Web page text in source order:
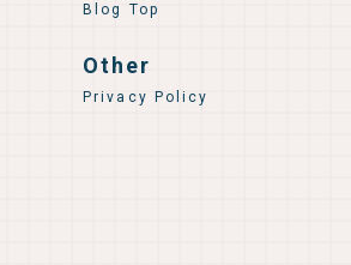
Blog Top
Other
Privacy Policy